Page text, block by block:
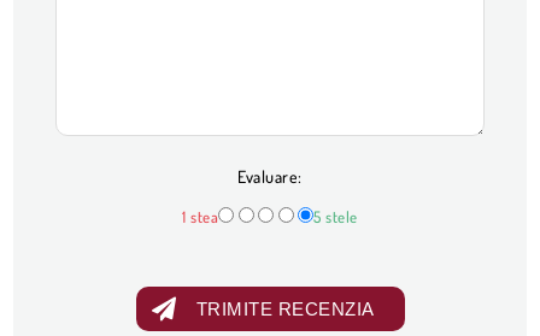
Evaluare:
1 stea 5 stele
TRIMITE RECENZIA